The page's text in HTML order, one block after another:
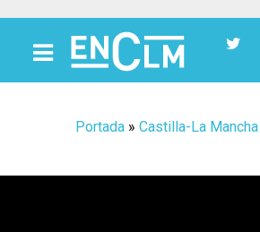
Portada » Castilla-La Mancha